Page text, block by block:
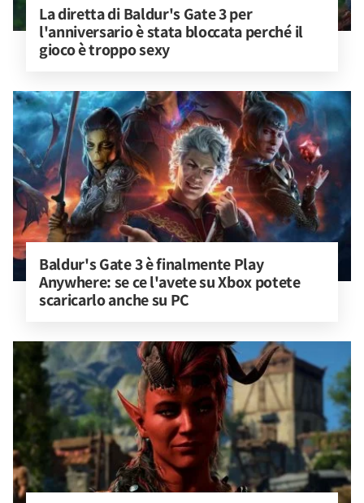
La diretta di Baldur's Gate 3 per
l'anniversario è stata bloccata perché il
gioco è troppo sexy
Baldur's Gate 3 è finalmente Play
Anywhere: se ce l'avete su Xbox potete
scaricarlo anche su PC